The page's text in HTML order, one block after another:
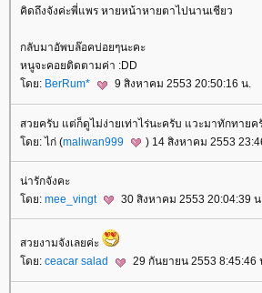
คิดถึงจังค่ะพี่แพร หายหน้าหายตาไปนานเชียว
กลับมาอัพบล๊อคบ่อยๆนะคะ
หนูจะคอยติดตามค่า :DD
ดย: BerRum* 9 สิงหาคม 2553 20:50:16 น.
สวยครับ แต่ก็ดูไม่ง่ายเท่าไร่นะครับ แวะมาทักทายค
ดย: ไก่ (maliwan999 ) 14 สิงหาคม 2553
น่ารักจังคะ
ดย: mee_vingt 30 สิงหาคม 2553 20:04:39
สวยงามจังเลยค่ะ
ดย: ceacar salad 29 กันยายน 2553 8:45:46